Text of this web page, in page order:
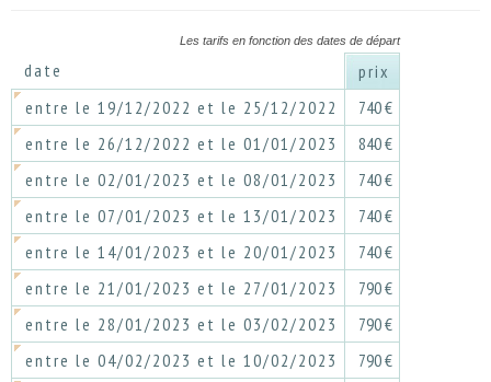
Les tarifs en fonction des dates de départ
date
prix
entre le 19/12/2022 et le 25/12/2022
740 €
entre le 26/12/2022 et le 01/01/2023
840 €
entre le 02/01/2023 et le 08/01/2023
740 €
entre le 07/01/2023 et le 13/01/2023
740 €
entre le 14/01/2023 et le 20/01/2023
740 €
entre le 21/01/2023 et le 27/01/2023
790 €
entre le 28/01/2023 et le 03/02/2023
790 €
entre le 04/02/2023 et le 10/02/2023
790 €